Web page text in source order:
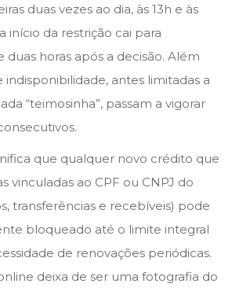
duas vezes ao dia, às 13h e às
início da restrição cai para
horas após a decisão. Além
indisponibilidade, antes limitadas a
“teimosinha”, passam a vigorar
que qualquer novo crédito que
vinculadas ao CPF ou CNPJ do
transferências e recebíveis) pode
bloqueado até o limite integral
de renovações periódicas.
deixa de ser uma fotografia do